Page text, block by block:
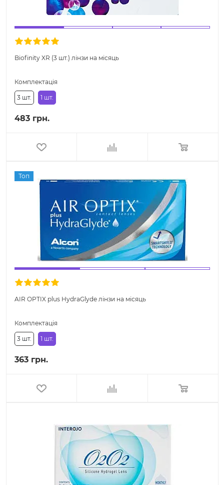
Biofinity XR (3 шт.) лінзи на місяць
Комплектація
3 шт. 1 шт.
483 грн.
Топ
AIR OPTIX plus HydraGlyde лінзи на місяць
Комплектація
3 шт. 1 шт.
363 грн.